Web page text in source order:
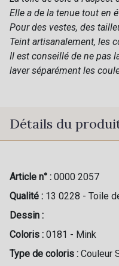
Elle a de la tenue tout en
Pour des vestes, des
Teint artisanalement, les
Il est conseillé de ne pas
laver séparément les
Détails du
Article n° : 0000 2057
Qualité : 13 0228 - Toile
Dessin :
Coloris : 0181 - Mink
Type de coloris : Couleur